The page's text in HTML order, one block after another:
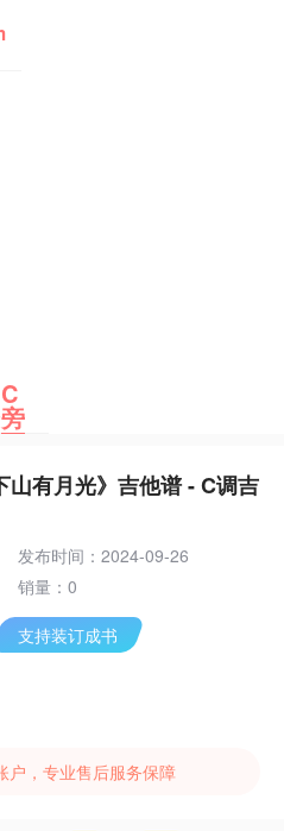
C
旁
有月光》吉他谱 - C调吉
发布时间：2024-09-26
销量：0
支持装订成书
户，专业售后服务保障